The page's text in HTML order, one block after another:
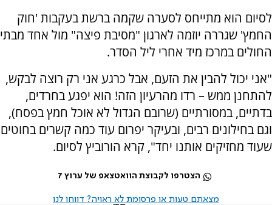
לסיום הוא מתייחס לסערה שקמה ברשת בעקבות 'חוק
החמץ' שגררה יוזמה לארגון "מסיבת פיצה" מול אחד מבתי
החולים במרכז מיד אחרי ליל הסדר.
"אני יכול להבין את הזעם, אבל כרגע אני רק רוצה לבקש,
להתחנן ממש – רדו מהרעיון הזה! הוא יפגע בחרדים,
בדתיים, במסורתיים (שרובם הגדול לא אוכל חמץ בפסח),
וגם בחילונים רבים, ובעיקר יפרום עוד כמה קשרים בחוטים
שעוד מחזיקים אותנו יחד", קרא הורוביץ לסיום.
הצטרפו לקבוצת הוואטצאפ של ערוץ 7
מצאתם טעות או פרסומת לא ראויה? דווחו לנו